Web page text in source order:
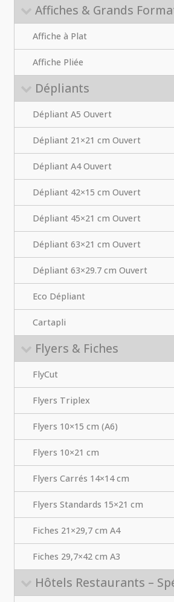
Affiches & Grands
Affiche à Plat
Affiche Pliée
Dépliants
Dépliant A5 Ouvert
Dépliant 21×21 cm Ouvert
Dépliant A4 Ouvert
Dépliant 42×15 cm Ouvert
Dépliant 45×21 cm Ouvert
Dépliant 63×21 cm Ouvert
Dépliant 63×29.7 cm Ouvert
Eco Dépliant
Cartapli
Flyers & Fiches
FlyCut
Flyers Triplex
Flyers 10×15 cm (A6)
Flyers 10×21 cm
Flyers Carrés 14×14 cm
Flyers Standards 15×21 cm
Fiches 21×29,7 cm A4
Fiches 29,7×42 cm A3
Hôtels Restaurants –